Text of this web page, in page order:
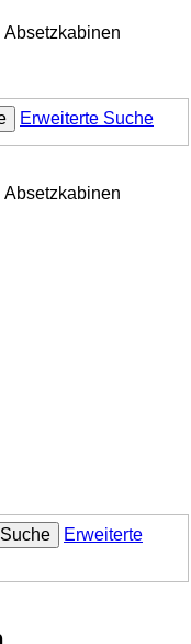
Absetzkabinen
Erweiterte Suche
Absetzkabinen
Suche
Erweiterte